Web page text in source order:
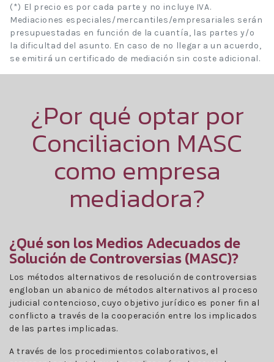
(*) El precio es por cada parte y no incluye IVA.
Mediaciones especiales/mercantiles/empresariales serán
presupuestadas en función de la cuantía, las partes y/o
la dificultad del asunto. En caso de no llegar a un acuerdo,
se emitirá un certificado de mediación sin coste adicional.
¿Por qué optar por
Conciliacion MASC
como empresa
mediadora?
¿Qué son los Medios Adecuados de
Solución de Controversias (MASC)?
Los métodos alternativos de resolución de controversias
engloban un abanico de métodos alternativos al proceso
judicial contencioso, cuyo objetivo jurídico es poner fin al
conflicto a través de la cooperación entre los implicados
de las partes implicadas.
A través de los procedimientos colaborativos, el